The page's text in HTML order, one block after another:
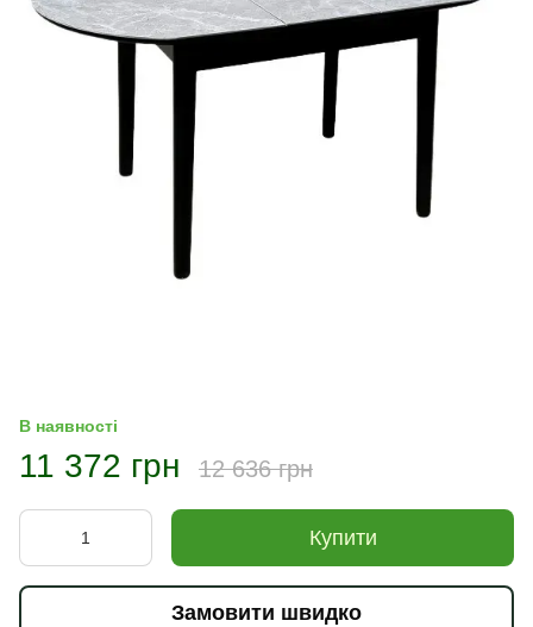
В наявності
11 372 грн 12 636 грн
Купити
Замовити швидко